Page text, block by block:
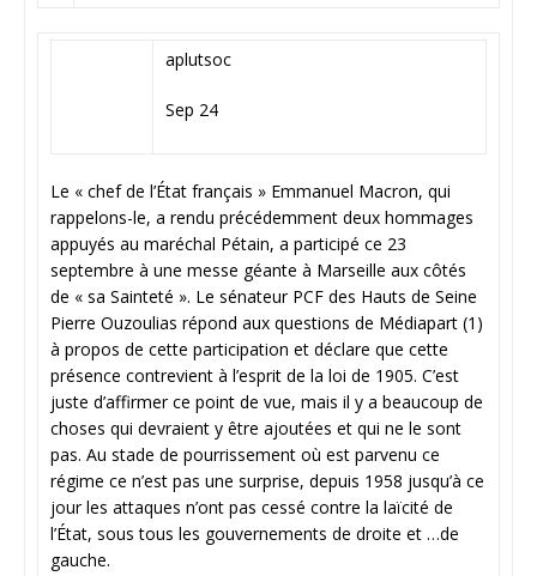
aplutsoc
Sep 24
Le « chef de l’État français » Emmanuel Macron, qui
rappelons-le, a rendu précédemment deux hommages
appuyés au maréchal Pétain, a participé ce 23
septembre à une messe géante à Marseille aux côtés
de « sa Sainteté ». Le sénateur PCF des Hauts de Seine
Pierre Ouzoulias répond aux questions de Médiapart (1)
à propos de cette participation et déclare que cette
présence contrevient à l’esprit de la loi de 1905. C’est
juste d’affirmer ce point de vue, mais il y a beaucoup de
choses qui devraient y être ajoutées et qui ne le sont
pas. Au stade de pourrissement où est parvenu ce
régime ce n’est pas une surprise, depuis 1958 jusqu’à ce
jour les attaques n’ont pas cessé contre la laïcité de
l’État, sous tous les gouvernements de droite et …de
gauche.